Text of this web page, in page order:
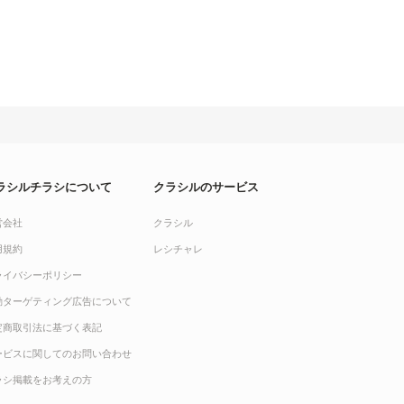
シルチラシについて
会社
規約
イバシーポリシー
ターゲティング広告について
商取引法に基づく表記
ビスに関してのお問い合わせ
シ掲載をお考えの方
クラシルのサービス
クラシル
レシチャレ